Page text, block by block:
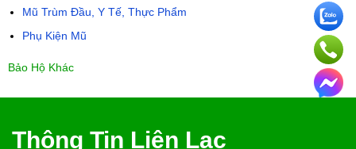
Mũ Trùm Đầu, Y Tế, Thực Phẩm
Phụ Kiện Mũ
Bảo Hộ Khác
Thông Tin Liên Lạc